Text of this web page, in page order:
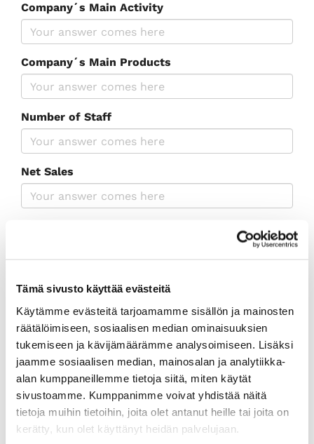
Tämä sivusto käyttää evästeitä
Käytämme evästeitä tarjoamamme sisällön ja mainosten
räätälöimiseen, sosiaalisen median ominaisuuksien
tukemiseen ja kävijämäärämme analysoimiseen. Lisäksi
jaamme sosiaalisen median, mainosalan ja analytiikka-
alan kumppaneillemme tietoja siitä, miten käytät
sivustoamme. Kumppanimme voivat yhdistää näitä
tietoja muihin tietoihin, joita olet antanut heille tai joita on
kerätty, kun olet käyttänyt heidän palvelujaan.
Company´s Main Activity
Company´s Main Products
Number of Staff
Net Sales
Contact Person in Training Matters
Straight Contact Email with Chamber of
Commerce